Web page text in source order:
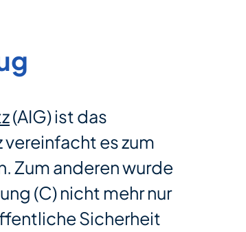
(AIG) ist das
es zum
Zum anderen wurde
(C) nicht mehr nur
Sicherheit